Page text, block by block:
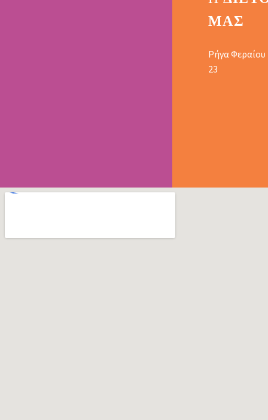
ΜΑΣ
Ρήγα
23